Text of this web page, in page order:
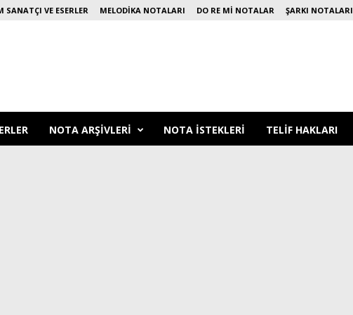
SANATÇI VE ESERLER MELODIKA NOTALARI DO RE MI NOTALAR ŞARKI NOTALARI
NOTA ARŞIVLERI NOTA ISTEKLERI TELIF HAKLARI